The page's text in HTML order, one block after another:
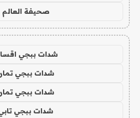
صحيفة العالم
شدات ببجي
شدات ببجي
شدات ببجي
شدات ببجي